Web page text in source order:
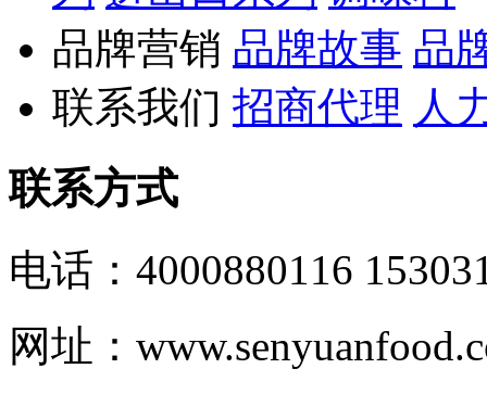
品牌营销 品牌故事 品
联系我们 招商代理 人
联系方式
电话：4000880116
网址：